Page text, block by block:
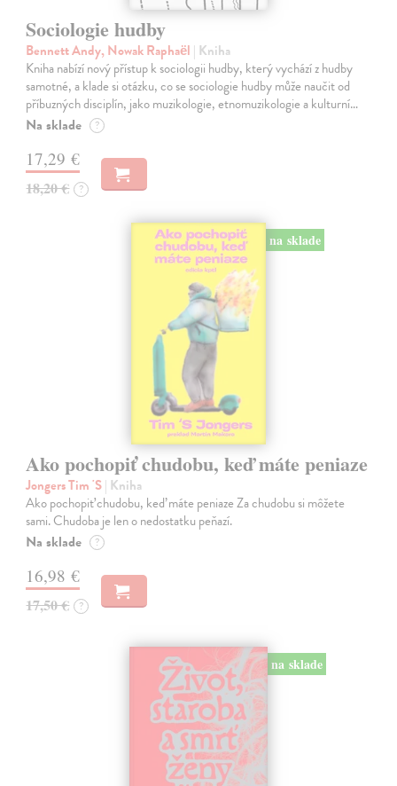
Sociologie hudby
Bennett Andy, Nowak Raphaël | Kniha
Kniha nabízí nový přístup k sociologii hudby, který vychází z hudby
samotné, a klade si otázku, co se sociologie hudby může naučit od
příbuzných disciplín, jako muzikologie, etnomuzikologie a kulturní…
Na sklade ?
17,29 €
18,20 € ?
na sklade
Ako pochopiť chudobu, keď máte peniaze
Jongers Tim 'S| Kniha
Ako pochopiť chudobu, keď máte peniaze Za chudobu si môžete
sami. Chudoba je len o nedostatku peňazí.
Na sklade ?
16,98 €
17,50 € ?
na sklade